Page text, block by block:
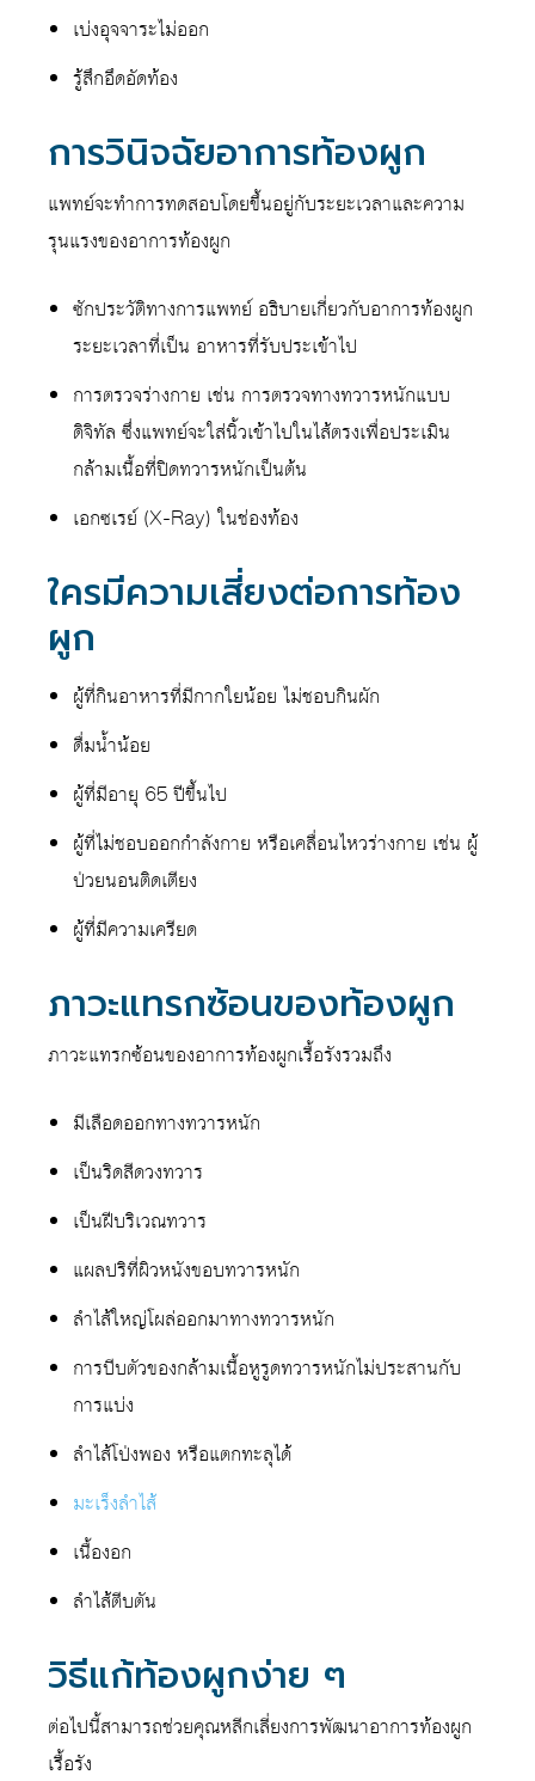
เบ่งอุจจาระไม่ออก
รู้สึกอึดอัดท้อง
การวินิจฉัยอาการท้องผูก
แพทย์จะทำการทดสอบโดยขึ้นอยู่กับระยะเวลาและความ
รุนแรงของอาการท้องผูก
ซักประวัติทางการแพทย์ อธิบายเกี่ยวกับอาการท้องผูก
ระยะเวลาที่เป็น อาหารที่รับประเข้าไป
การตรวจร่างกาย เช่น การตรวจทางทวารหนักแบบ
ดิจิทัล ซึ่งแพทย์จะใส่นิ้วเข้าไปในไส้ตรงเพื่อประเมิน
กล้ามเนื้อที่ปิดทวารหนักเป็นต้น
เอกซเรย์ (X-Ray) ในช่องท้อง
ใครมีความเสี่ยงต่อการท้อง
ผูก
ผู้ที่กินอาหารที่มีกากใยน้อย ไม่ชอบกินผัก
ดื่มน้ำน้อย
ผู้ที่มีอายุ 65 ปีขึ้นไป
ผู้ที่ไม่ชอบออกกำลังกาย หรือเคลื่อนไหวร่างกาย เช่น ผู้
ป่วยนอนติดเตียง
ผู้ที่มีความเครียด
ภาวะแทรกซ้อนของท้องผูก
ภาวะแทรกซ้อนของอาการท้องผูกเรื้อรังรวมถึง
มีเลือดออกทางทวารหนัก
เป็นริดสีดวงทวาร
เป็นฝีบริเวณทวาร
แผลปริที่ผิวหนังขอบทวารหนัก
ลำไส้ใหญ่โผล่ออกมาทางทวารหนัก
การบีบตัวของกล้ามเนื้อหูรูดทวารหนักไม่ประสานกับ
การแบ่ง
ลำไส้โป่งพอง หรือแตกทะลุได้
มะเร็งลำไส้
เนื้องอก
ลำไส้ตีบตัน
วิธีแก้ท้องผูกง่าย ๆ
ต่อไปนี้สามารถช่วยคุณหลีกเลี่ยงการพัฒนาอาการท้องผูก
เรื้อรัง